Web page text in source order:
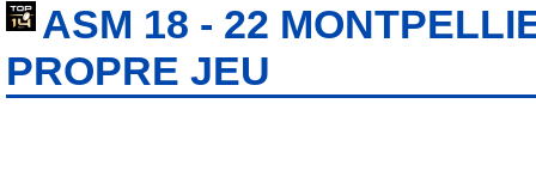
ASM 18 - 22
PROPRE JEU